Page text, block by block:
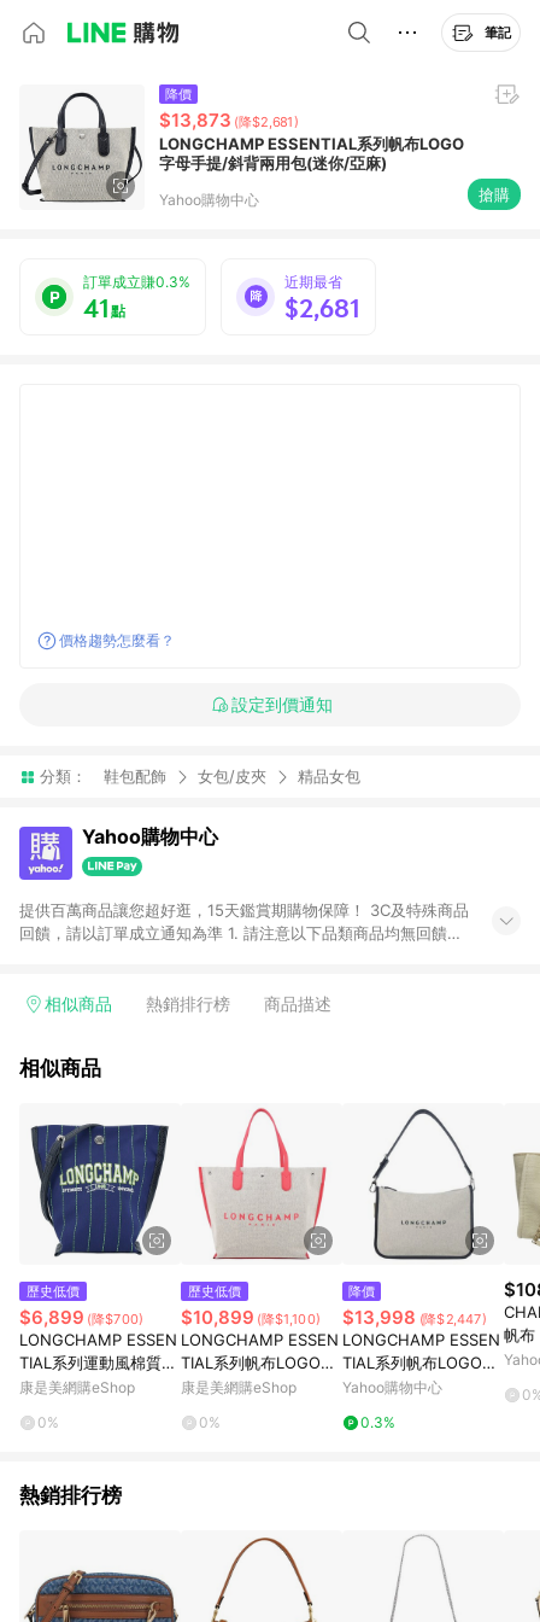
筆記
降價
$13,873 (降$2,681)
LONGCHAMP ESSENTIAL系列帆布LOGO
字母手提/斜背兩用包(迷你/亞麻)
Yahoo購物中心 搶購
訂單成立賺0.3%
41點
近期最省
$2,681
價格趨勢怎麼看？
設定到價通知
分類： 鞋包配飾 女包/皮夾 精品女包
Yahoo購物中心
提供百萬商品讓您超好逛，15天鑑賞期購物保障！ 3C及特殊商品
回饋，請以訂單成立通知為準 1. 請注意以下品類商品均無回饋：
電玩/遊戲/相機/單眼/鏡頭/拍立得 [2024/6/1起適用] -內接硬
的購回饋活動享Yahoo超贈點回饋者 - 購物中心商店之商品：商
3. 訂單回饋金額將扣除運費/購物金/超贈點/福利金/紅利折抵/折
價券等虛擬貨幣折抵 4. 大宗採購或批發轉賣不具回饋資格： 如
有相關事證認定您為大宗採購、批發轉賣而非最終消費使用者，
相關認定以Yahoo購物中心之認定為準
相似商品 熱銷排行榜 商品描述
相似商品
歷史低價
$6,899 (降$700)
LONGCHAMP ESSEN
TIAL系列運動風棉質帆
布細條紋斜背包(迷你/
康是美網購eShop
0%
歷史低價
$10,899 (降$1,100)
LONGCHAMP ESSEN
TIAL系列帆布LOGO字
母托特包（大/草莓
康是美網購eShop
0%
降價
$13,998 (降$2,447)
LONGCHAMP ESSEN
TIAL系列帆布LOGO字
母肩背包(大/亞麻)
Yahoo購物中心
0.3%
帆布
兩用
熱銷排行榜